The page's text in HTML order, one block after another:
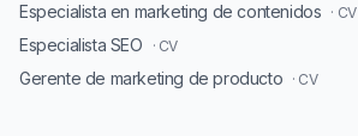
Especialista en marketing de contenidos · CV
Especialista SEO · CV
Gerente de marketing de producto · CV